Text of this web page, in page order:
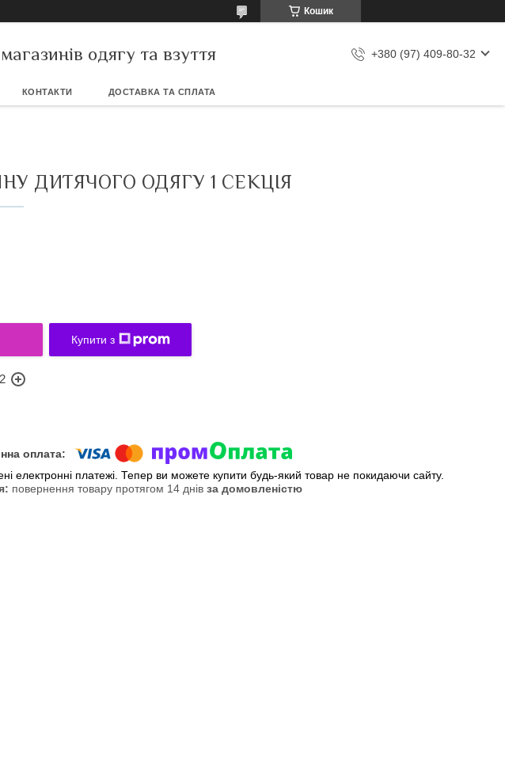
Кошик
одягу та взуття +380 (97) 409-80-32
КОНТАКТИ ДОСТАВКА ТА СПЛАТА
ДИТЯЧОГО ОДЯГУ 1 СЕКЦІЯ
Купити з
електронні платежі. Тепер ви можете купити будь-який товар не покидаючи сайту.
повернення товару протягом 14 днів за домовленістю